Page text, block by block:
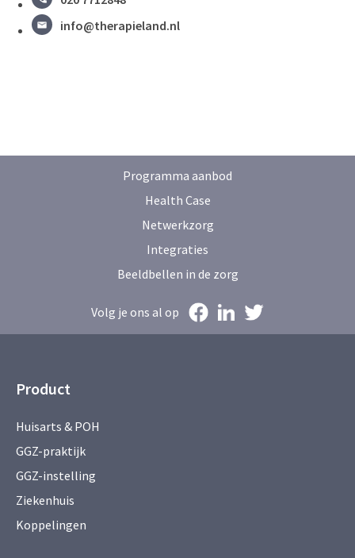
info@therapieland.nl
Programma aanbod
Health Case
Netwerkzorg
Integraties
Beeldbellen in de zorg
Volg je ons al op
Product
Huisarts & POH
GGZ-praktijk
GGZ-instelling
Ziekenhuis
Koppelingen